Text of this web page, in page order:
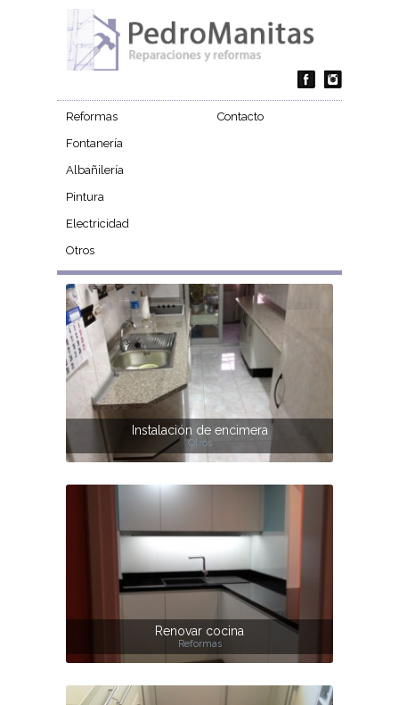
Reformas
Fontanería
Albañilería
Pintura
Electricidad
Otros
Contacto
Instalación de encimera
Otros
Renovar cocina
Reformas